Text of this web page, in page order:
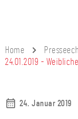
Home
24.01.2019 -
24. Januar 2019